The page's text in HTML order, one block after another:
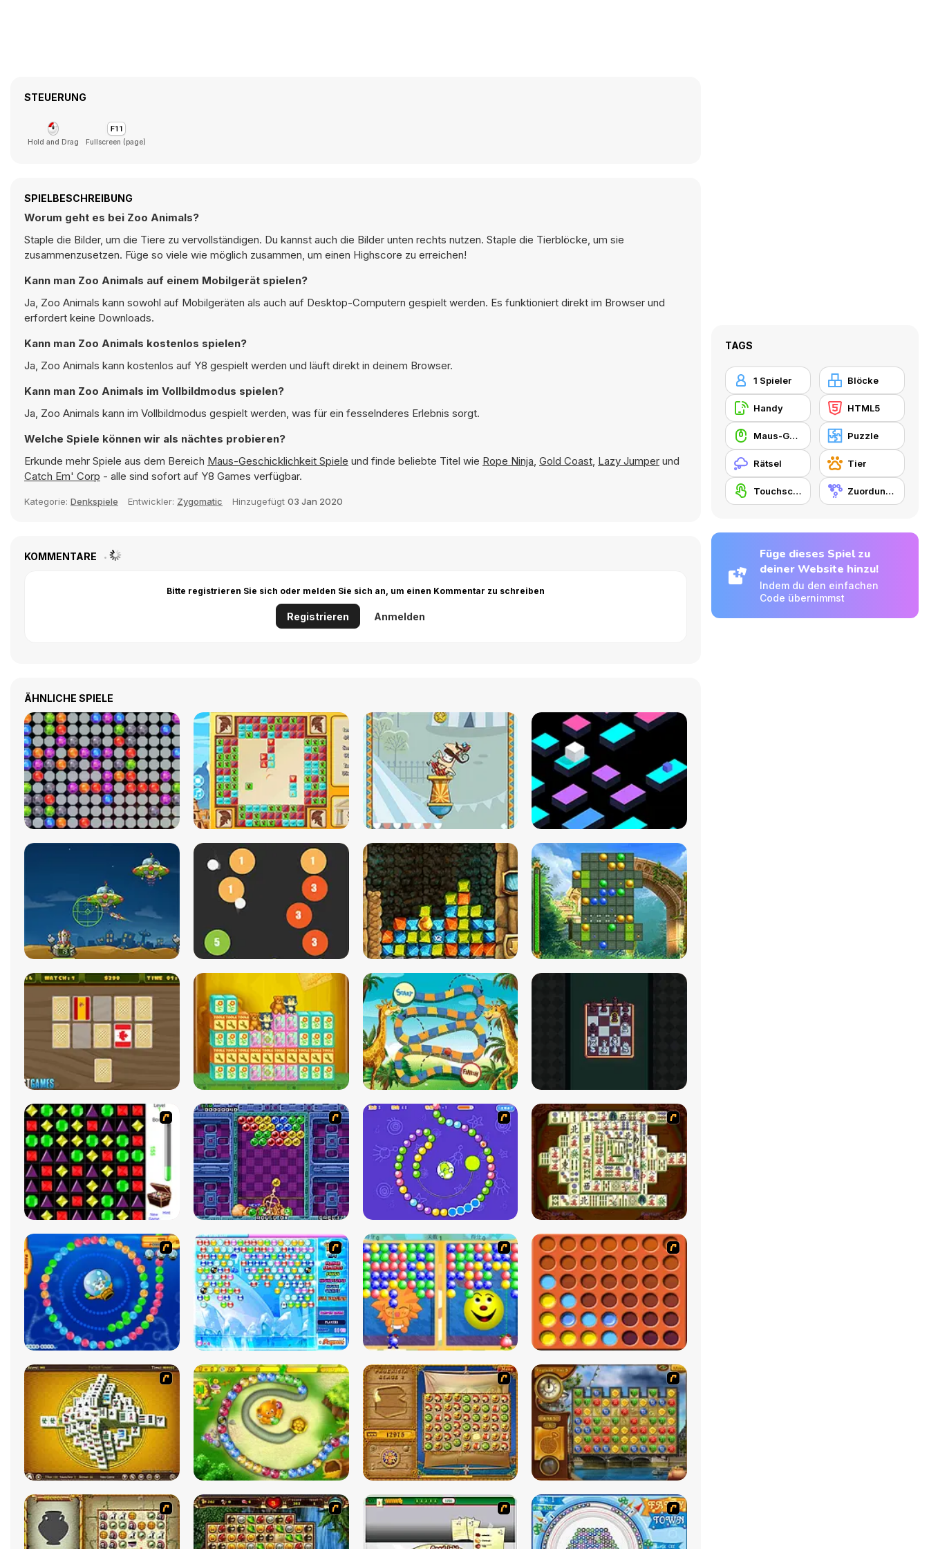
STEUERUNG
Hold and Drag Fullscreen (page)
SPIELBESCHREIBUNG
Worum geht es bei Zoo Animals?
Staple die Bilder, um die Tiere zu vervollständigen. Du kannst auch die Bilder unten rechts nutzen. Staple die Tierblöcke, um sie
zusammenzusetzen. Füge so viele wie möglich zusammen, um einen Highscore zu erreichen!
Kann man Zoo Animals auf einem Mobilgerät spielen?
Ja, Zoo Animals kann sowohl auf Mobilgeräten als auch auf Desktop-Computern gespielt werden. Es funktioniert direkt im Browser und
erfordert keine Downloads.
Kann man Zoo Animals kostenlos spielen?
Ja, Zoo Animals kann kostenlos auf Y8 gespielt werden und läuft direkt in deinem Browser.
Kann man Zoo Animals im Vollbildmodus spielen?
Ja, Zoo Animals kann im Vollbildmodus gespielt werden, was für ein fesselnderes Erlebnis sorgt.
Welche Spiele können wir als nächtes probieren?
Erkunde mehr Spiele aus dem Bereich Maus-Geschicklichkeit Spiele und finde beliebte Titel wie Rope Ninja, Gold Coast, Lazy Jumper und
Catch Em' Corp - alle sind sofort auf Y8 Games verfügbar.
Kategorie: Denkspiele Entwickler: Zygomatic Hinzugefügt 03 Jan 2020
KOMMENTARE
Bitte registrieren Sie sich oder melden Sie sich an, um einen Kommentar zu schreiben
Registrieren Anmelden
ÄHNLICHE SPIELE
TAGS
1 Spieler Blöcke
Handy HTML5
Maus-Geschicklichkeit Puzzle
Rätsel Tier
Touchscreen Zuordungsspiel
Füge dieses Spiel zu
deiner Website hinzu!
Indem du den einfachen
Code übernimmst